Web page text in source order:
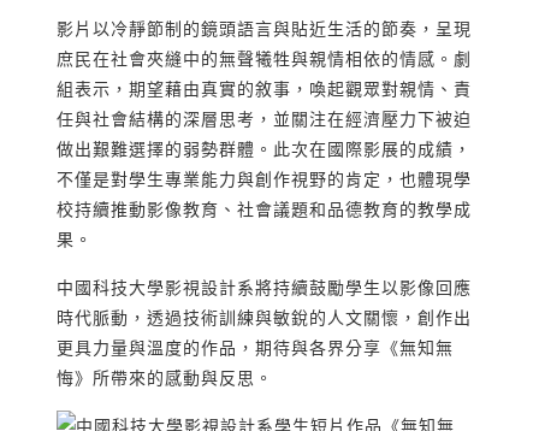
影片以冷靜節制的鏡頭語言與貼近生活的節奏，呈現
庶民在社會夾縫中的無聲犧牲與親情相依的情感。劇
組表示，期望藉由真實的敘事，喚起觀眾對親情、責
任與社會結構的深層思考，並關注在經濟壓力下被迫
做出艱難選擇的弱勢群體。此次在國際影展的成績，
不僅是對學生專業能力與創作視野的肯定，也體現學
校持續推動影像教育、社會議題和品德教育的教學成
果。
中國科技大學影視設計系將持續鼓勵學生以影像回應
時代脈動，透過技術訓練與敏銳的人文關懷，創作出
更具力量與溫度的作品，期待與各界分享《無知無
悔》所帶來的感動與反思。